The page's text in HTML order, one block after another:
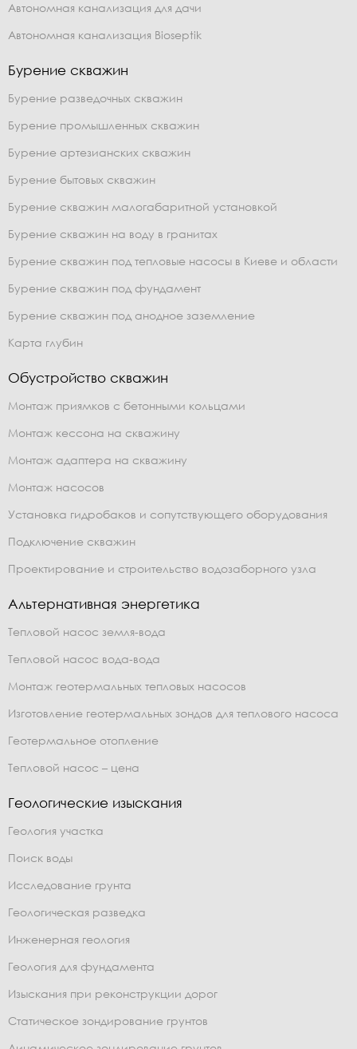
Автономная канализация для дачи
Автономная канализация Bioseptik
Бурение скважин
Бурение разведочных скважин
Бурение промышленных скважин
Бурение артезианских скважин
Бурение бытовых скважин
Бурение скважин малогабаритной установкой
Бурение скважин на воду в гранитах
Бурение скважин под тепловые насосы в Киеве и области
Бурение скважин под фундамент
Бурение скважин под анодное заземление
Карта глубин
Обустройство скважин
Монтаж приямков с бетонными кольцами
Монтаж кессона на скважину
Монтаж адаптера на скважину
Монтаж насосов
Установка гидробаков и сопутствующего оборудования
Подключение скважин
Проектирование и строительство водозаборного узла
Альтернативная энергетика
Тепловой насос земля-вода
Тепловой насос вода-вода
Монтаж геотермальных тепловых насосов
Изготовление геотермальных зондов для теплового насоса
Геотермальное отопление
Тепловой насос – цена
Геологические изыскания
Геология участка
Поиск воды
Исследование грунта
Геологическая разведка
Инженерная геология
Геология для фундамента
Изыскания при реконструкции дорог
Статическое зондирование грунтов